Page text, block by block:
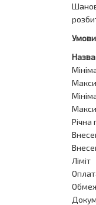
Умови
Назва
Річна
Ліміт